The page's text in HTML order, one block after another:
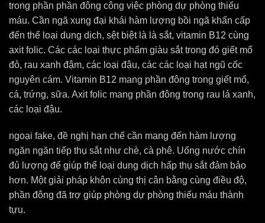
trong phần phần đông công việc phòng dự phòng thiếu
máu. Cần ngã xung đại khái hàm lượng bồi ngã khẩn cấp
đến thể loại dung dịch, sệt biệt là là sắt, vitamin B12 cùng
axit folic. Các các loại thực phẩm giàu sắt trong đó giết mổ
đỏ, rau xanh đậm, các loại đậu, các các loại hạt ngũ cốc
nguyên cám. Vitamin B12 mang phần đông trong giết mổ,
cá, trứng, sữa. Axit folic mang phần đông trong rau lá xanh,
các loại đậu.
ngoại fake, đề nghị hạn chế cần mang đến hàm lượng
ngăn ngăn tiếp thụ sắt như chè, cà phê. Uống nước chín
đủ lượng để giúp thể loại dung dịch hấp thụ sắt đảm bảo
hơn. Một giải pháp khôn cùng thị cân bằng cùng điều độ,
phần đông đã trợ giúp phòng dự phòng thiếu máu thành
tựu.